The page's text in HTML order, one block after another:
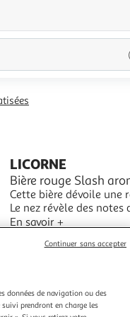
LICORNE
Bière rouge Slash
Cette bière dévoile une
Le nez révèle des
En bouche, la
En savoir +
Vous
données de navigation ou des
prendront en charge les
Continuer sans accepter